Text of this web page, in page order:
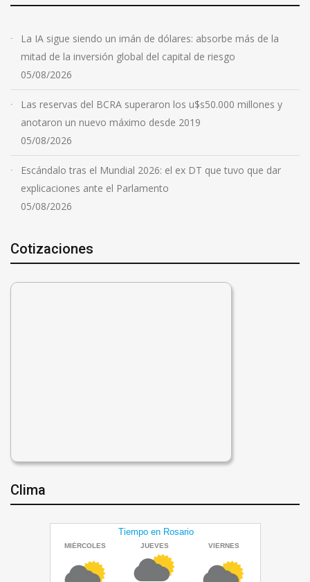
La IA sigue siendo un imán de dólares: absorbe más de la
mitad de la inversión global del capital de riesgo
05/08/2026
Las reservas del BCRA superaron los u$s50.000 millones y
anotaron un nuevo máximo desde 2019
05/08/2026
Escándalo tras el Mundial 2026: el ex DT que tuvo que dar
explicaciones ante el Parlamento
05/08/2026
Cotizaciones
Clima